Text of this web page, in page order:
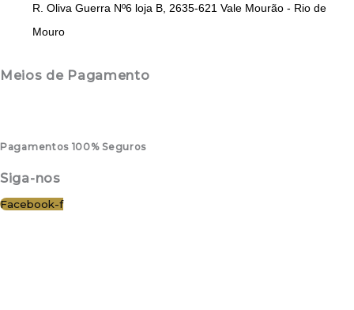
R. Oliva Guerra Nº6 loja B, 2635-621 Vale Mourão - Rio de
Mouro
Meios de Pagamento
Pagamentos 100% Seguros
Siga-nos
Facebook-f